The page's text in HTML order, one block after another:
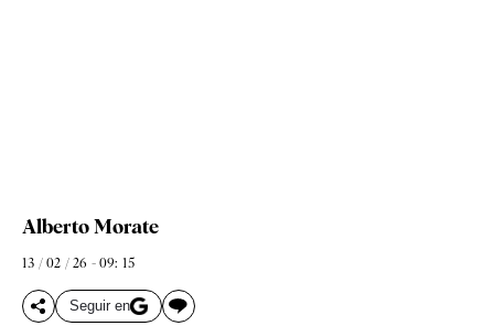
Alberto Morate
13 / 02 / 26 - 09: 15
Seguir en